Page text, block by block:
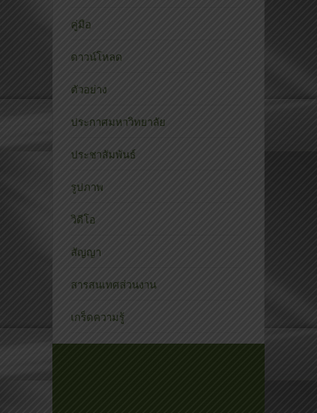
คู่มือ
ดาวน์โหลด
ตัวอย่าง
ประกาศมหาวิทยาลัย
ประชาสัมพันธ์
รูปภาพ
วิดีโอ
สัญญา
สารสนเทศส่วนงาน
เกร็ดความรู้